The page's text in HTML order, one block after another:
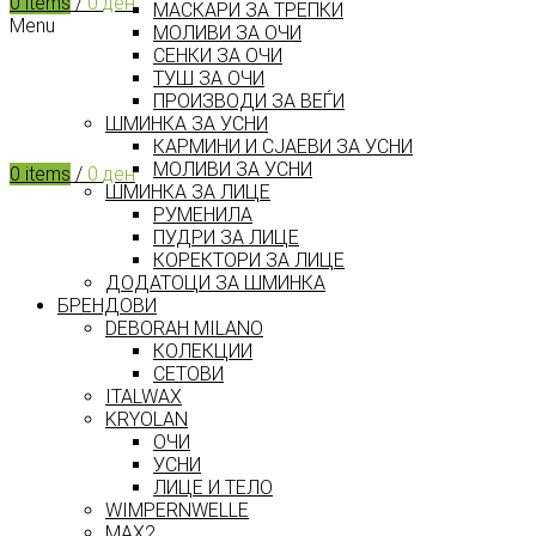
Menu
0 items / 0 ден
МАСКАРИ ЗА ТРЕПКИ
МОЛИВИ ЗА ОЧИ
СЕНКИ ЗА ОЧИ
ТУШ ЗА ОЧИ
ПРОИЗВОДИ ЗА ВЕЃИ
ШМИНКА ЗА УСНИ
КАРМИНИ И СЈАЕВИ ЗА УСНИ
МОЛИВИ ЗА УСНИ
ШМИНКА ЗА ЛИЦЕ
РУМЕНИЛА
ПУДРИ ЗА ЛИЦЕ
КОРЕКТОРИ ЗА ЛИЦЕ
ДОДАТОЦИ ЗА ШМИНКА
БРЕНДОВИ
DEBORAH MILANO
КОЛЕКЦИИ
СЕТОВИ
ITALWAX
KRYOLAN
ОЧИ
УСНИ
ЛИЦЕ И ТЕЛО
WIMPERNWELLE